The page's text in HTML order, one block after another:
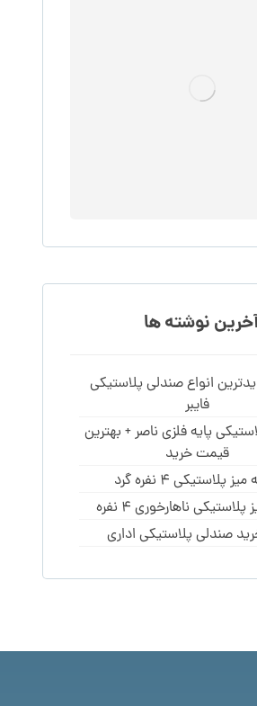
نوشته ها
انواع صندلی پلاستیکی
فایبر
پایه فلزی ناصر + بهترین
قیمت خرید
پلاستیکی 4 نفره گرد
ناهارخوری 4 نفره
خرید صندلی پلاستیکی اداری